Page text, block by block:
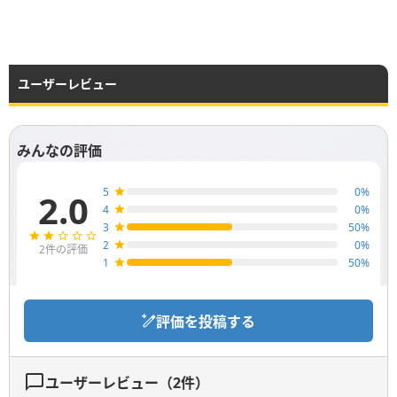
ユーザーレビュー
みんなの評価
2.0
2件の評価
5 0%
4
0%
3
50%
2
0%
1
50%
評価を投稿する
ユーザーレビュー（2件）